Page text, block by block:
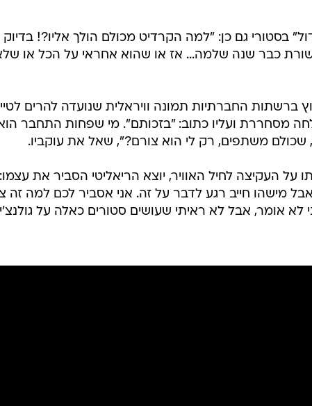
בסטורי גם כן: "למה הקרדיט מכולם הולך אליו?! בדיוק
כבר שנה שלמה... אז או שהוא אחראי על הכל או
ברשתות החברתיות תמונה וויראלית שנועדה להרים
מסחררת ועליו כתוב: "בזכותם". מי שפחות התחבר
שכולם משתפים, רק לי הוא צורם?", שאל את עוקביו.
העקיצה לחיל האוויר, יוצא הריאליטי הסביר את עצמו:
מישהו חייב רגע לדבר על זה. אני אסביר לכם למה זה
לא אומר, אבל לא ראיתי שעושים סטורים כאלה על